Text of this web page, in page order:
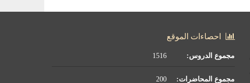
احصاءات الموقع
مجموع الدروس:
مجموع المحاضرات: